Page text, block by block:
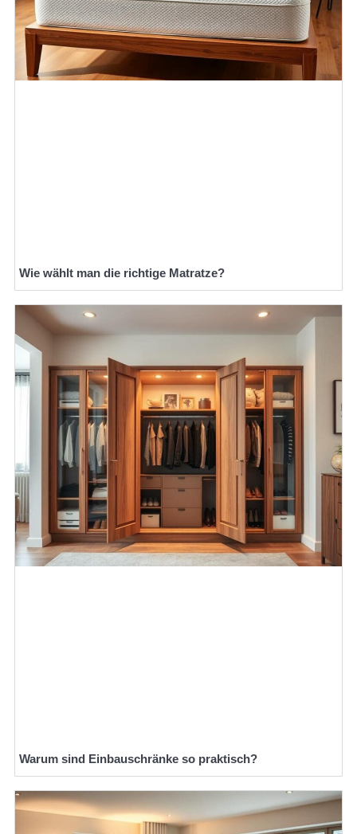
Wie wählt man die richtige Matratze?
Warum sind Einbauschränke so praktisch?